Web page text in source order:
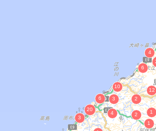
刀 表銘八幡宮奉寄進拙尾丹家□□ 裏
栄螺形兜（さざえなりかぶと、長曽祢
刀 表 銘雲藩柔道師範石原藤中従試
永三年正月吉日長信(花押）